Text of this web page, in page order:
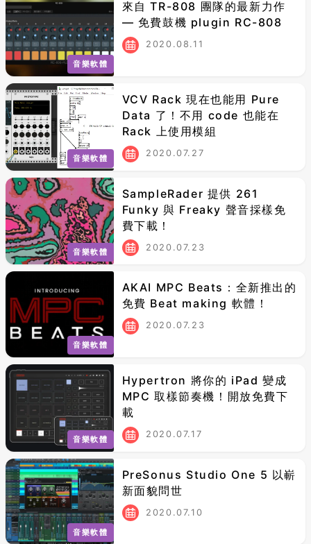
音樂軟體
來自 TR-808 團隊的最新力作
— 免費鼓機 plugin RC-808
2020.08.11
音樂軟體
VCV Rack 現在也能用 Pure
Data 了！不用 code 也能在
Rack 上使用模組
2020.07.27
音樂軟體
SampleRader 提供 261
Funky 與 Freaky 聲音採樣免
費下載！
2020.07.23
音樂軟體
AKAI MPC Beats：全新推出的
免費 Beat making 軟體！
2020.07.23
音樂軟體
Hypertron 將你的 iPad 變成
MPC 取樣節奏機！開放免費下
載
2020.07.17
音樂軟體
PreSonus Studio One 5 以嶄
新面貌問世
2020.07.10